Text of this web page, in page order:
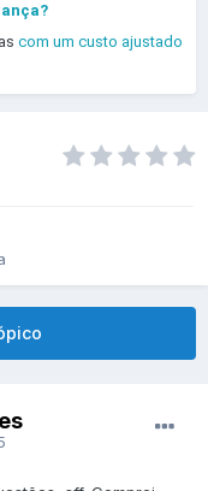
com um custo ajustado